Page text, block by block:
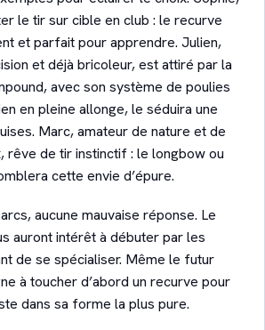
le tir sur cible en club : le recurve
et parfait pour apprendre. Julien,
et déjà bricoleur, est attiré par la
avec son système de poulies
en pleine allonge, le séduira une
Marc, amateur de nature et de
rêve de tir instinctif : le longbow ou
cette envie d’épure.
aucune mauvaise réponse. Le
auront intérêt à débuter par les
de se spécialiser. Même le futur
à toucher d’abord un recurve pour
dans sa forme la plus pure.